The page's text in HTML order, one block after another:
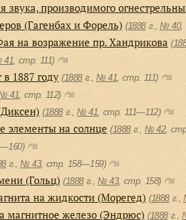
звука, производимого
(Гагенбах и Форель) (1888 г.,№ 40,
на возражение пр. Хандрикова (
, cтр. 111)
1887 году (1888 г.,№ 41, cтр. 111)
41, cтр. 112)
(1888 г.,№ 41, cтр. 111—112)
элементы на солнце (1888 г.,№ 42,
г.,№ 43, cтр. 158—159)
(Гольц) (1888 г.,№ 43, cтр. 158)
на жидкости (Морегед) (1888 г.,
магнитное железо (Эндрюс) (1888 г.,